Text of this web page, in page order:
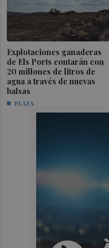
Explotaciones ganaderas
de Els Ports contarán con
20 millones de litros de
agua a través de nuevas
balsas
PLAZA